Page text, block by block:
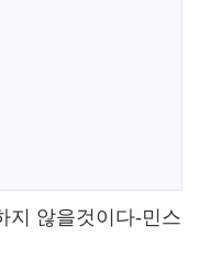
지 않을것이다-민스